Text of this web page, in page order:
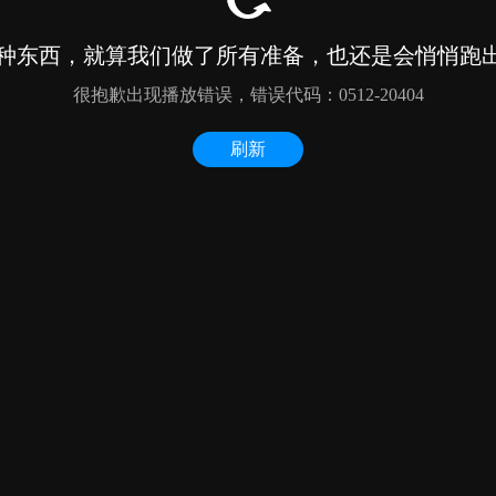
东西，就算我们做了所有准备，也还是会悄悄跑
很抱歉出现播放错误，错误代码：0512-20404
刷新